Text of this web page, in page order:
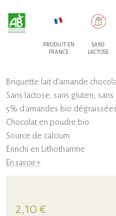
PRODUIT EN
FRANCE
SANS
LACTOSE
Briquette lait d'amande
Sans lactose, sans gluten, sans
5% d'amandes bio dégraissées
Chocolat en poudre bio
Source de calcium
Enrichi en Lithothamne
En savoir +
2,10 €